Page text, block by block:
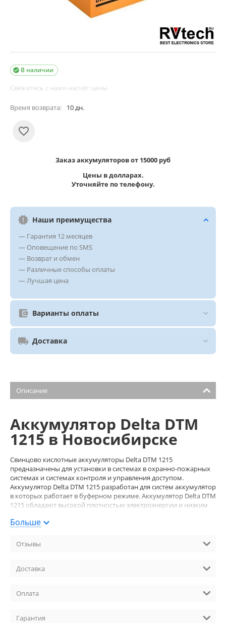
В наличии

Свяжитесь с нами насчёт цены
Время возврата: 10 дн.
Заказ аккумуляторов от 15000 руб
Цены в долларах.
Уточняйте по телефону.
Наши преимущества
— Гарантия 12 месяцев
— Оповещение по SMS
— Возврат и обмен
— Различные способы оплаты
— Лучшая цена
Варианты оплаты
Доставка
Описание
Аккумулятор Delta DTM
1215 в Новосибирске
Свинцово кислотные аккумуляторы Delta DTM 1215
предназначены для установки в системах в охранно-пожарных
системах и системах контроля и управления доступом.
Аккумулятор Delta DTM 1215 разработан для систем аккумулятор
в которых работает в буферном режиме. Аккумулятор Delta DTM
1215 обладают высокой плотностью электроэнергии и низким
Аккумулятор Delta DTM 1215 являются герметизированными,
Изготавливаются по современной технологии. Благодаря
разрядные характеристики.
Высота: 101 мм
Ширина: 98 мм
Больше
Отзывы
Доставка
Оплата
Гарантия